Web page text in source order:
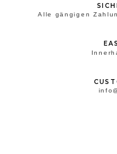
Alle gängigen